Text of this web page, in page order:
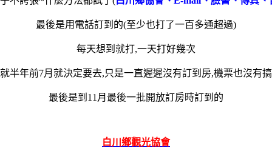
最後是用電話訂到的(至少也打了一百多通超過)
每天想到就打,一天打好幾次
半年前7月就決定要去,只是一直遲遲沒有訂到房,機票也沒有
最後是到11月最後一批開放訂房時訂到的
白川鄉觀光協會